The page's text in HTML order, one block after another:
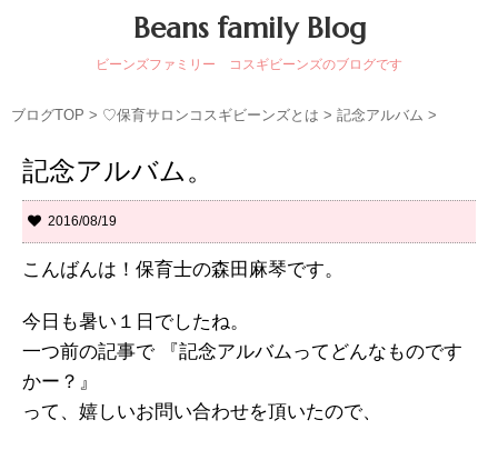
Beans family Blog
ビーンズファミリー コスギビーンズのブログです
ブログTOP > ♡保育サロンコスギビーンズとは > 記念アルバム >
記念アルバム。
2016/08/19
こんばんは！保育士の森田麻琴です。
今日も暑い１日でしたね。
一つ前の記事で 『記念アルバムってどんなものです
かー？』
って、嬉しいお問い合わせを頂いたので、